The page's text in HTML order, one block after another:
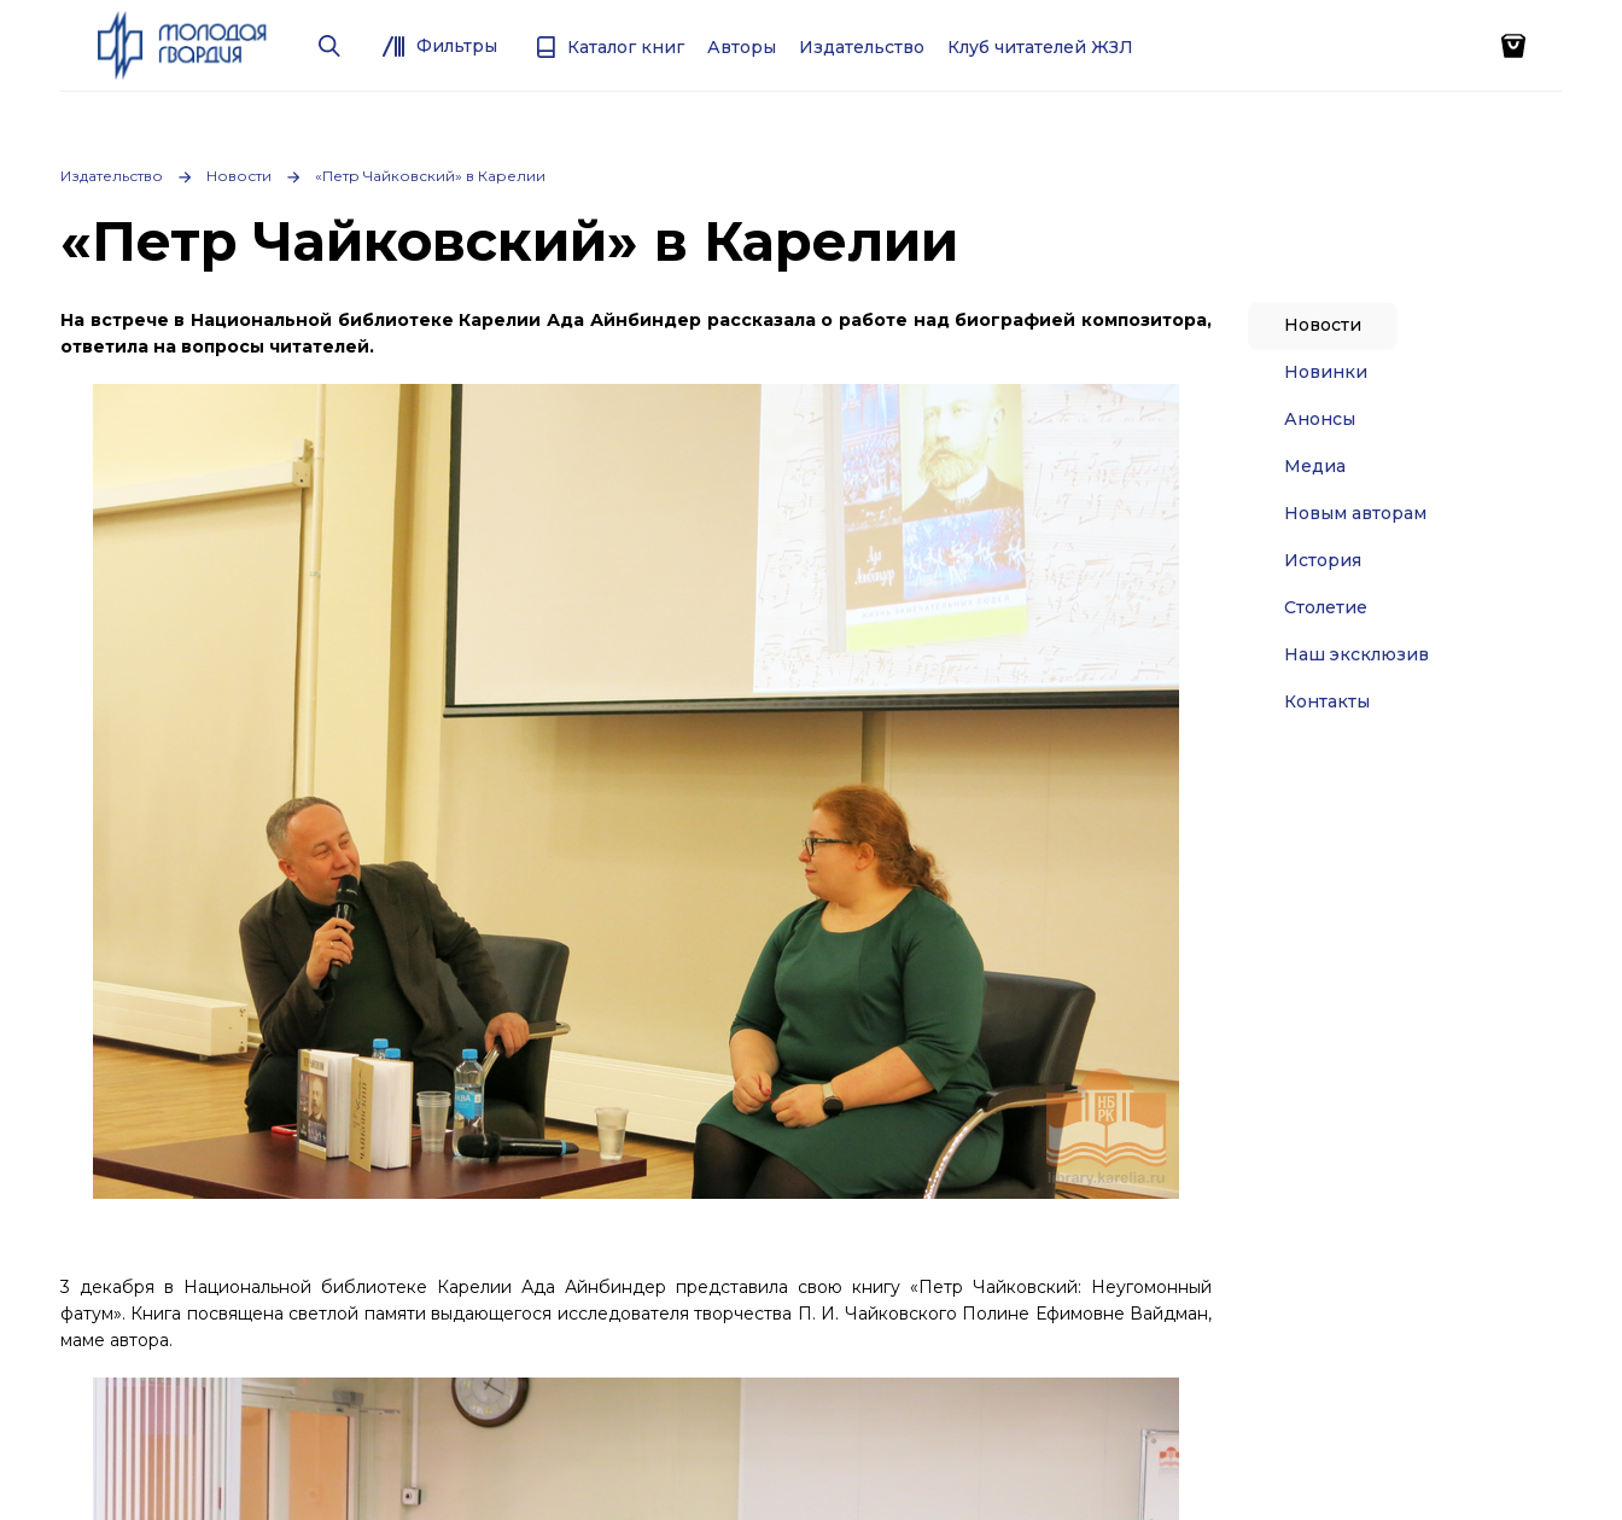
Фильтры Каталог книг Авторы Издательство Клуб читателей ЖЗЛ
Издательство Новости «Петр Чайковский» в Карелии
«Петр Чайковский» в Карелии
На встрече в Национальной библиотеке Карелии Ада Айнбиндер рассказала о работе над биографией композитора,
ответила на вопросы читателей.
3 декабря в Национальной библиотеке Карелии Ада Айнбиндер представила свою книгу «Петр Чайковский: Неугомонный
фатум». Книга посвящена светлой памяти выдающегося исследователя творчества П. И. Чайковского Полине Ефимовне Вайдман,
маме автора.
Новости
Новинки
Анонсы
Медиа
Новым авторам
История
Столетие
Наш эксклюзив
Контакты